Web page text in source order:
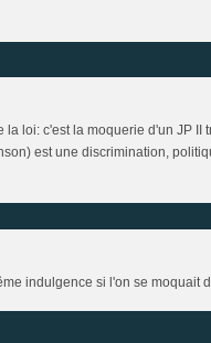
loi: c'est la moquerie d'un JP
est une discrimination,
indulgence si l'on se moquait